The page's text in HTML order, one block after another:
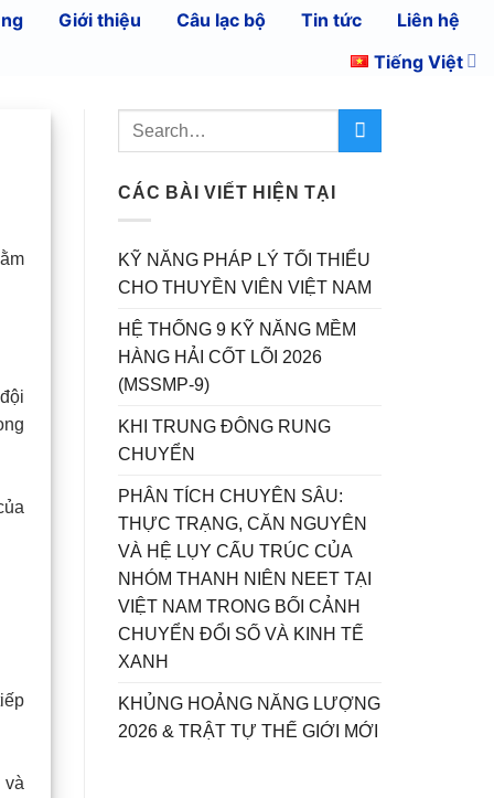
Giới thiệu Câu lạc bộ Tin tức
Liên hệ
Tiếng Việt
và
CÁC BÀI VIẾT HIỆN TẠI
KỸ NĂNG PHÁP LÝ TỐI THIỂU
CHO THUYỀN VIÊN VIỆT NAM
HỆ THỐNG 9 KỸ NĂNG MỀM
HÀNG HẢI CỐT LÕI 2026
(MSSMP-9)
KHI TRUNG ĐÔNG RUNG
CHUYỂN
PHÂN TÍCH CHUYÊN SÂU:
THỰC TRẠNG, CĂN NGUYÊN
VÀ HỆ LỤY CẤU TRÚC CỦA
NHÓM THANH NIÊN NEET TẠI
VIỆT NAM TRONG BỐI CẢNH
CHUYỂN ĐỔI SỐ VÀ KINH TẾ
XANH
KHỦNG HOẢNG NĂNG LƯỢNG
2026 & TRẬT TỰ THẾ GIỚI MỚI